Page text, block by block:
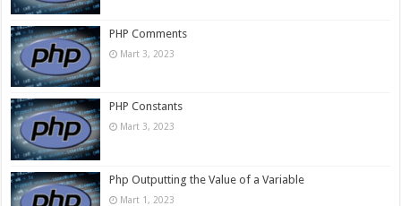
PHP Comments
Mart 3, 2023
PHP Constants
Mart 3, 2023
Php Outputting the Value of a Variable
Mart 1, 2023